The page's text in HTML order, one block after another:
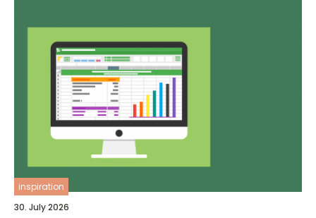
inspiration
30. July 2026